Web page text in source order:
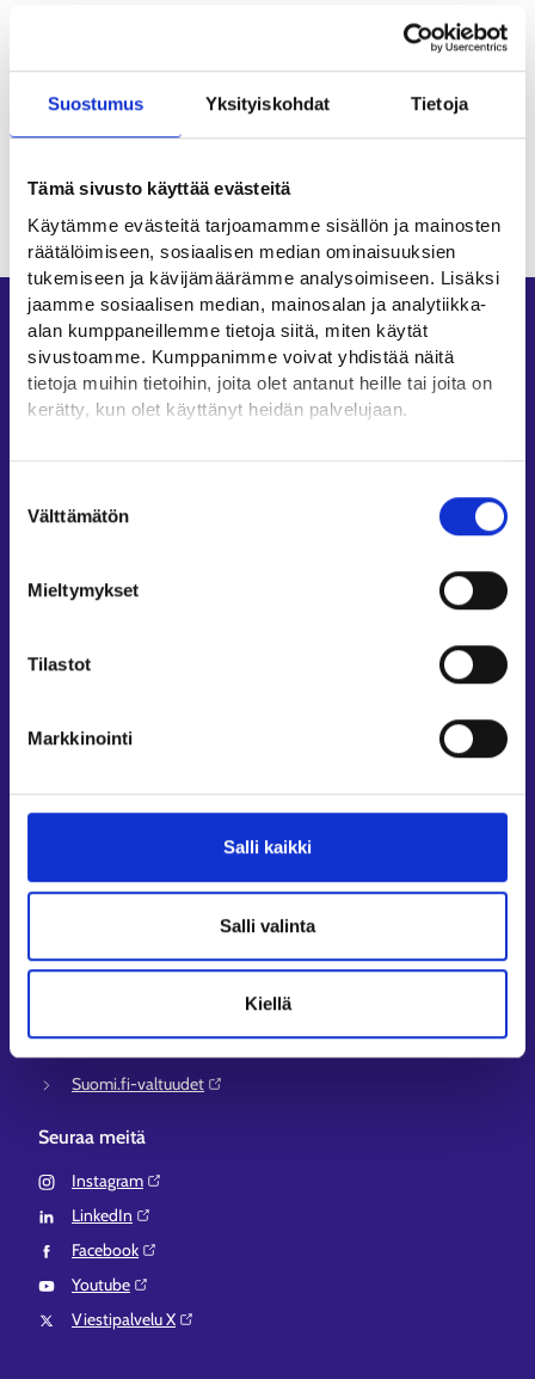
Suostumus Yksityiskohdat Tietoja
Tämä sivusto käyttää evästeitä
Käytämme evästeitä tarjoamamme sisällön ja mainosten
räätälöimiseen, sosiaalisen median ominaisuuksien
tukemiseen ja kävijämäärämme analysoimiseen. Lisäksi
jaamme sosiaalisen median, mainosalan ja analytiikka-
alan kumppaneillemme tietoja siitä, miten käytät
sivustoamme. Kumppanimme voivat yhdistää näitä
tietoja muihin tietoihin, joita olet antanut heille tai joita on
kerätty, kun olet käyttänyt heidän palvelujaan.
Löydät tietoa evästeiden käyttötarkoituksista
Lue tarkemmin
valinta
Välttämätön
Mieltymykset
Tilastot
Markkinointi
Salli kaikki
Salli valinta
Kiellä
Työsuhteen päättyminen (tyosuojelu.fi)⁠
Oikopolut
Asiointi
Oma työpolku
Tietoa muilla kielillä
Työllisyysalueiden yhteystiedot
Työttömyysturvaneuvonta
Asiointi- ja Oma työpolku -osioiden ohjeet
Osaamispolku⁠
Suomi.fi-valtuudet⁠
Seuraa meitä
Instagram⁠
LinkedIn⁠
Facebook⁠
Youtube⁠
Viestipalvelu X⁠